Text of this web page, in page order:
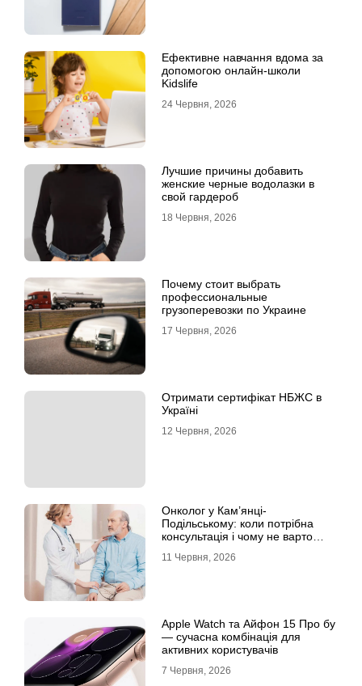
Ефективне навчання вдома за
допомогою онлайн-школи
Kidslife
24 Червня, 2026
Лучшие причины добавить
женские черные водолазки в
свой гардероб
18 Червня, 2026
Почему стоит выбрать
профессиональные
грузоперевозки по Украине
17 Червня, 2026
Отримати сертифікат НБЖС в
Україні
12 Червня, 2026
Онколог у Кам’янці-
Подільському: коли потрібна
консультація і чому не варто
11 Червня, 2026
Apple Watch та Айфон 15 Про бу
— сучасна комбінація для
активних користувачів
7 Червня, 2026